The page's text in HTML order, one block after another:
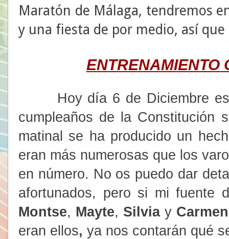
Maratón de Málaga, tendremos
y una fiesta de por medio, así que
ENTRENAMIENTO
Hoy día 6 de Diciembre es
cumpleaños de la Constitución
matinal se ha producido un
eran más numerosas que los
en número. No os puedo dar
afortunados, pero si mi fuente
Montse, Mayte, Silviay Carmen
eran ellos, ya nos contarán qué